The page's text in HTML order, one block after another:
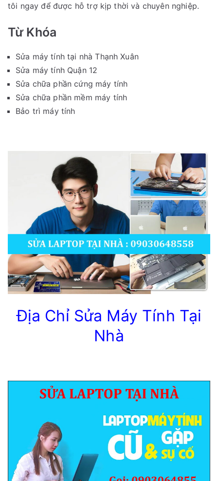
tôi ngay để được hỗ trợ kịp thời và chuyên nghiệp.
Từ Khóa
Sửa máy tính tại nhà Thạnh Xuân
Sửa máy tính Quận 12
Sửa chữa phần cứng máy tính
Sửa chữa phần mềm máy tính
Bảo trì máy tính
Địa Chỉ Sửa Máy Tính Tại
Nhà